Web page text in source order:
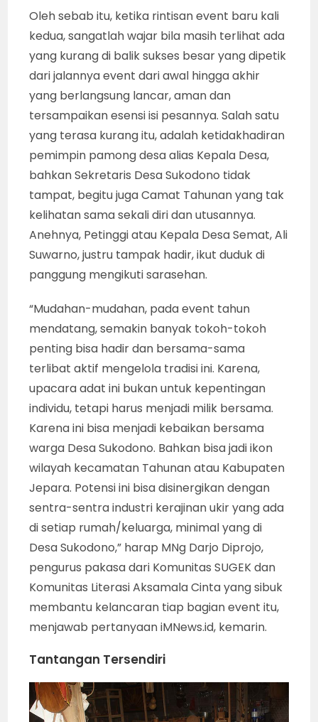
Oleh sebab itu, ketika rintisan event baru kali
kedua, sangatlah wajar bila masih terlihat ada
yang kurang di balik sukses besar yang dipetik
dari jalannya event dari awal hingga akhir
yang berlangsung lancar, aman dan
tersampaikan esensi isi pesannya. Salah satu
yang terasa kurang itu, adalah ketidakhadiran
pemimpin pamong desa alias Kepala Desa,
bahkan Sekretaris Desa Sukodono tidak
tampat, begitu juga Camat Tahunan yang tak
kelihatan sama sekali diri dan utusannya.
Anehnya, Petinggi atau Kepala Desa Semat, Ali
Suwarno, justru tampak hadir, ikut duduk di
panggung mengikuti sarasehan.
“Mudahan-mudahan, pada event tahun
mendatang, semakin banyak tokoh-tokoh
penting bisa hadir dan bersama-sama
terlibat aktif mengelola tradisi ini. Karena,
upacara adat ini bukan untuk kepentingan
individu, tetapi harus menjadi milik bersama.
Karena ini bisa menjadi kebaikan bersama
warga Desa Sukodono. Bahkan bisa jadi ikon
wilayah kecamatan Tahunan atau Kabupaten
Jepara. Potensi ini bisa disinergikan dengan
sentra-sentra industri kerajinan ukir yang ada
di setiap rumah/keluarga, minimal yang di
Desa Sukodono,” harap MNg Darjo Diprojo,
pengurus pakasa dari Komunitas SUGEK dan
Komunitas Literasi Aksamala Cinta yang sibuk
membantu kelancaran tiap bagian event itu,
menjawab pertanyaan iMNews.id, kemarin.
Tantangan Tersendiri